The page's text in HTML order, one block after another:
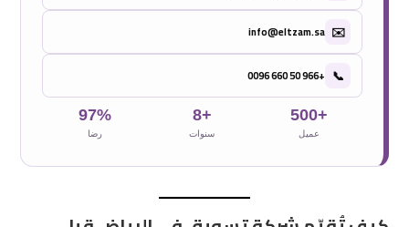
✉️
info@eltzam.sa
📞
+966 50 660 0096
+500
عميل
+8
سنوات
97%
رضا